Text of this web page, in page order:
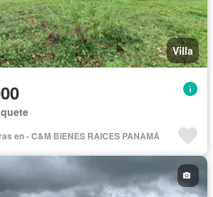
Villa
en - C&M BIENES RAICES PANAMÁ